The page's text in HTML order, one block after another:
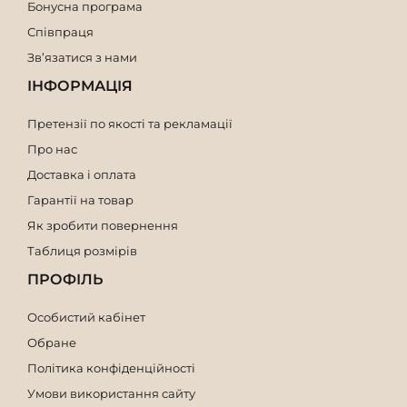
Бонусна програма
Співпраця
Зв’язатися з нами
ІНФОРМАЦІЯ
Претензії по якості та рекламації
Про нас
Доставка і оплата
Гарантії на товар
Як зробити повернення
Таблиця розмірів
ПРОФІЛЬ
Особистий кабінет
Обране
Політика конфіденційності
Умови використання сайту